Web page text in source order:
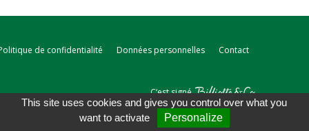
de confidentialité Données personnelles Contact
C‘est signé
This site uses cookies and gives you control over what you
want to activate
Personalize